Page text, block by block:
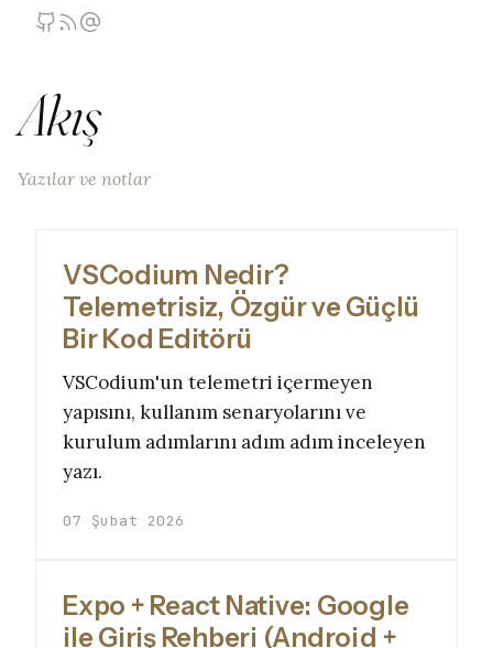
Akış
Yazılar ve notlar
VSCodium Nedir?
Telemetrisiz, Özgür ve Güçlü
Bir Kod Editörü
VSCodium'un telemetri içermeyen
yapısını, kullanım senaryolarını ve
kurulum adımlarını adım adım inceleyen
yazı.
07 Şubat 2026
Expo + React Native: Google
ile Giriş Rehberi (Android +